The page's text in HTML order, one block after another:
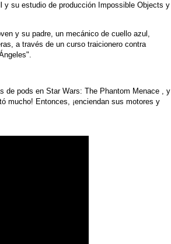
y su estudio de producción Impossible Objects y
y su padre, un mecánico de cuello azul,
a través de un curso traicionero contra
de pods en Star Wars: The Phantom Menace , y
mucho! Entonces, ¡enciendan sus motores y